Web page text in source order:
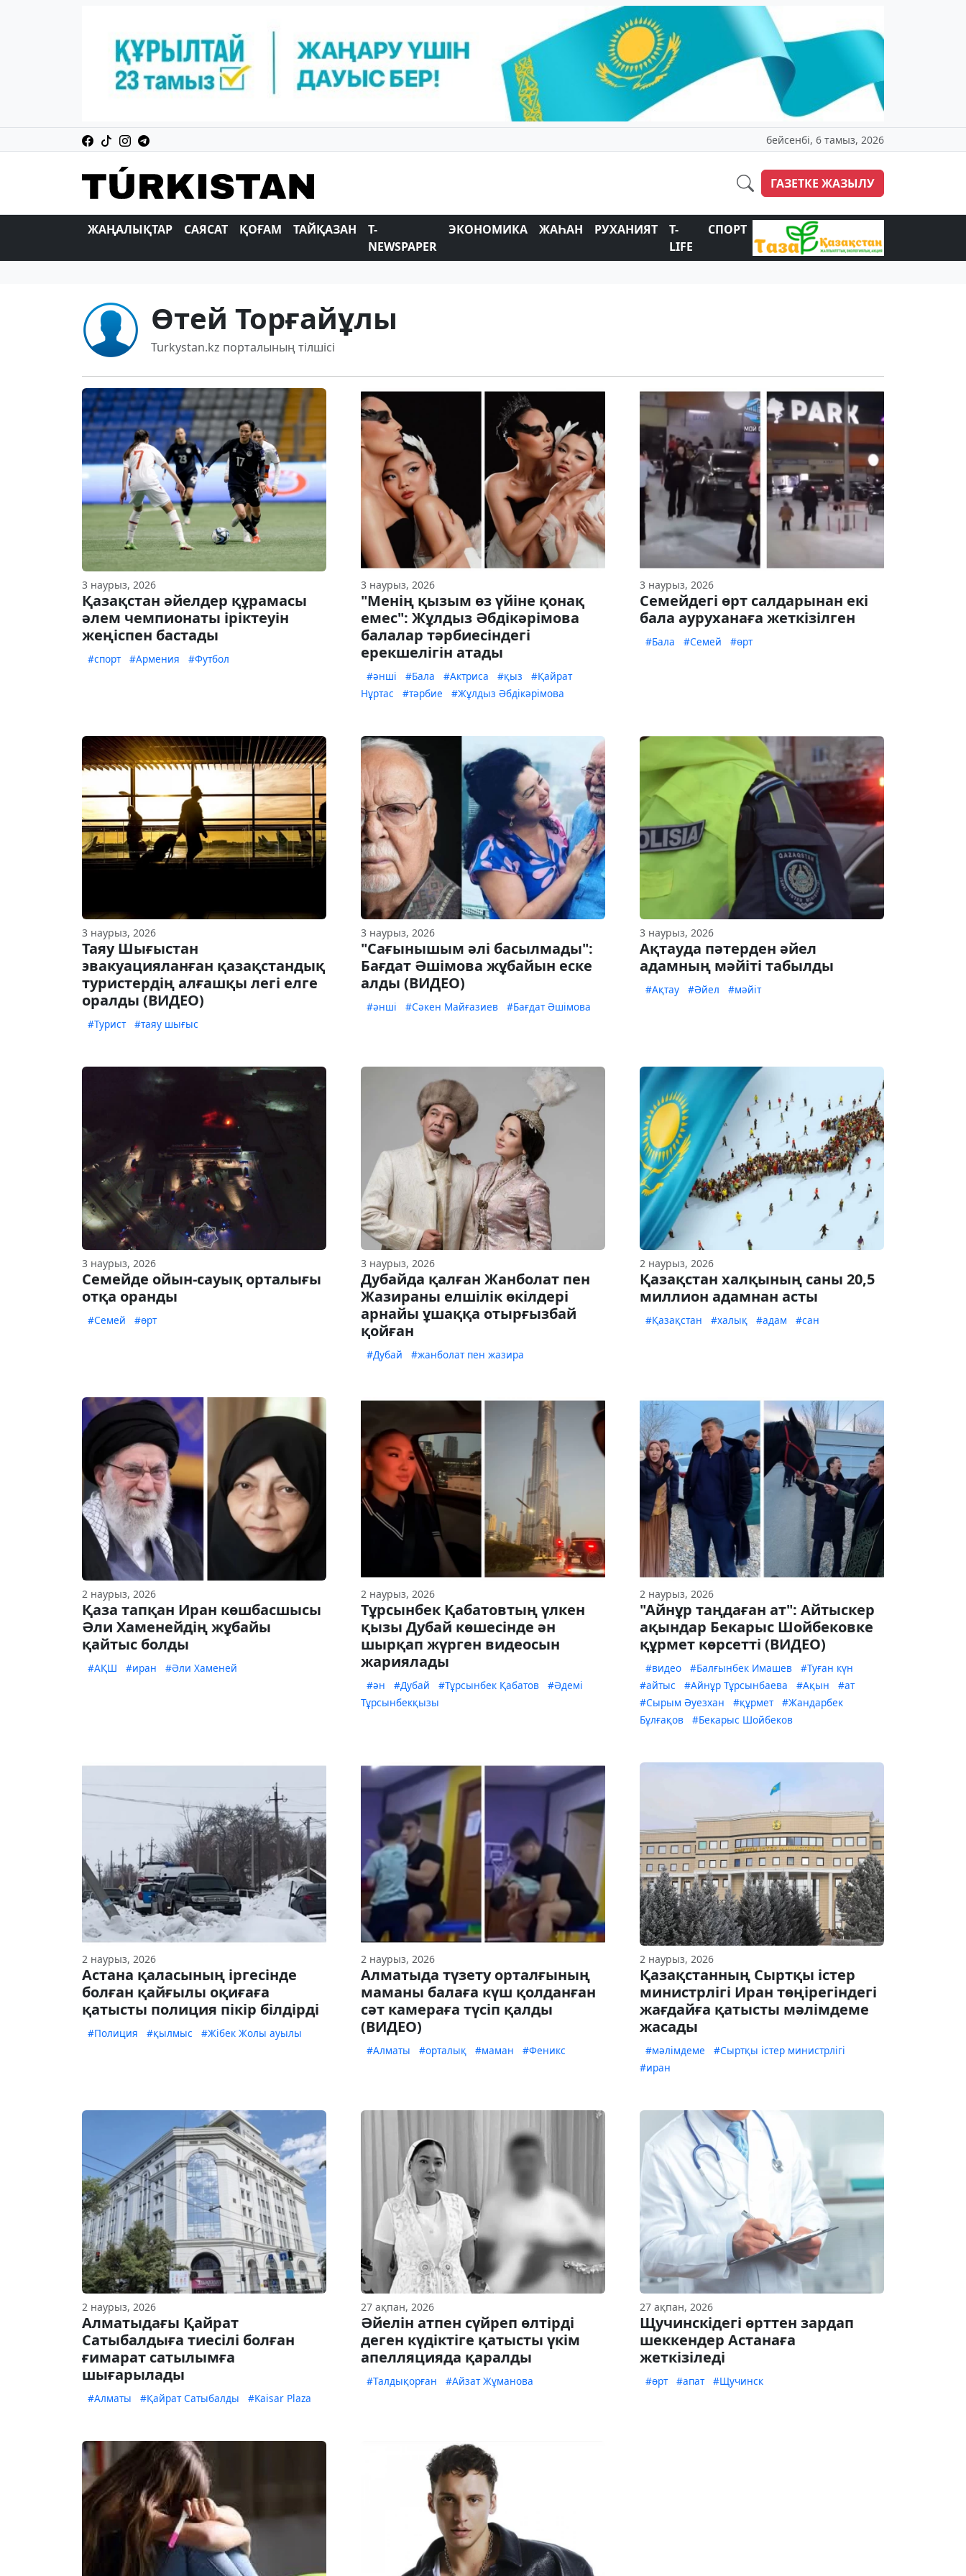
бейсенбі, 6 тамыз, 2026
ГАЗЕТКЕ ЖАЗЫЛУ
ЖАҢАЛЫҚТАР САЯСАТ ҚОҒАМ ТАЙҚАЗАН
T-
NEWSPAPER
ЭКОНОМИКА ЖАҺАН РУХАНИЯТ
T-
LIFE
СПОРТ
Өтей Торғайұлы
Turkystan.kz порталының тілшісі
3 наурыз, 2026
Қазақстан әйелдер құрамасы
әлем чемпионаты іріктеуін
жеңіспен бастады
#спорт #Армения #Футбол
3 наурыз, 2026
"Менің қызым өз үйіне қонақ
емес": Жұлдыз Әбдікәрімова
балалар тәрбиесіндегі
ерекшелігін атады
#әнші #Бала #Актриса #қыз
#Қайрат
Нұртас
#тәрбие #Жұлдыз Әбдікәрімова
3 наурыз, 2026
Семейдегі өрт салдарынан екі
бала ауруханаға жеткізілген
#Бала #Семей #өрт
3 наурыз, 2026
Таяу Шығыстан
эвакуацияланған қазақстандық
туристердің алғашқы легі елге
оралды (ВИДЕО)
#Турист #таяу шығыс
3 наурыз, 2026
"Сағынышым әлі басылмады":
Бағдат Әшімова жұбайын еске
алды (ВИДЕО)
#әнші #Сәкен Майғазиев #Бағдат Әшімова
3 наурыз, 2026
Ақтауда пәтерден әйел
адамның мәйіті табылды
#Ақтау #Әйел #мәйіт
3 наурыз, 2026
Семейде ойын-сауық орталығы
отқа оранды
#Семей #өрт
3 наурыз, 2026
Дубайда қалған Жанболат пен
Жазираны елшілік өкілдері
арнайы ұшаққа отырғызбай
қойған
#Дубай #жанболат пен жазира
2 наурыз, 2026
Қазақстан халқының саны 20,5
миллион адамнан асты
#Қазақстан #халық #адам #сан
2 наурыз, 2026
Қаза тапқан Иран көшбасшысы
Әли Хаменейдің жұбайы
қайтыс болды
#АҚШ #иран #Әли Хаменей
2 наурыз, 2026
Тұрсынбек Қабатовтың үлкен
қызы Дубай көшесінде ән
шырқап жүрген видеосын
жариялады
#ән #Дубай #Тұрсынбек Қабатов
#Әдемі
Тұрсынбекқызы
2 наурыз, 2026
"Айнұр таңдаған ат": Айтыскер
ақындар Бекарыс Шойбековке
құрмет көрсетті (ВИДЕО)
#видео #Балғынбек Имашев
#Туған күн
#айтыс
#Айнұр Тұрсынбаева #Ақын
#ат
#Сырым Әуезхан
#құрмет
#Жандарбек
Бұлғақов
#Бекарыс Шойбеков
2 наурыз, 2026
Астана қаласының іргесінде
болған қайғылы оқиғаға
қатысты полиция пікір білдірді
#Полиция #қылмыс #Жібек Жолы ауылы
2 наурыз, 2026
Алматыда түзету орталғының
маманы балаға күш қолданған
сәт камераға түсіп қалды
(ВИДЕО)
#Алматы #орталық #маман #Феникс
2 наурыз, 2026
Қазақстанның Сыртқы істер
министрлігі Иран төңірегіндегі
жағдайға қатысты мәлімдеме
жасады
#мәлімдеме
#Сыртқы істер министрлігі
#иран
2 наурыз, 2026
Алматыдағы Қайрат
Сатыбалдыға тиесілі болған
ғимарат сатылымға
шығарылады
#Алматы #Қайрат Сатыбалды #Kaisar Plaza
27 ақпан, 2026
Әйелін атпен сүйреп өлтірді
деген күдіктіге қатысты үкім
апелляцияда қаралды
#Талдықорған #Айзат Жұманова
27 ақпан, 2026
Щучинскідегі өрттен зардап
шеккендер Астанаға
жеткізіледі
#өрт #апат #Щучинск